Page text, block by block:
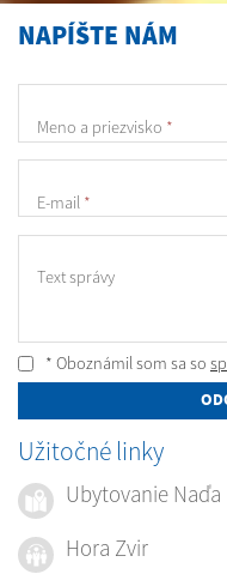
NAPÍŠTE NÁM
Meno a priezvisko *
E-mail *
Text správy
* Oboznámil som sa so
Užitočné linky
Ubytovanie Naďa
Hora Zvir